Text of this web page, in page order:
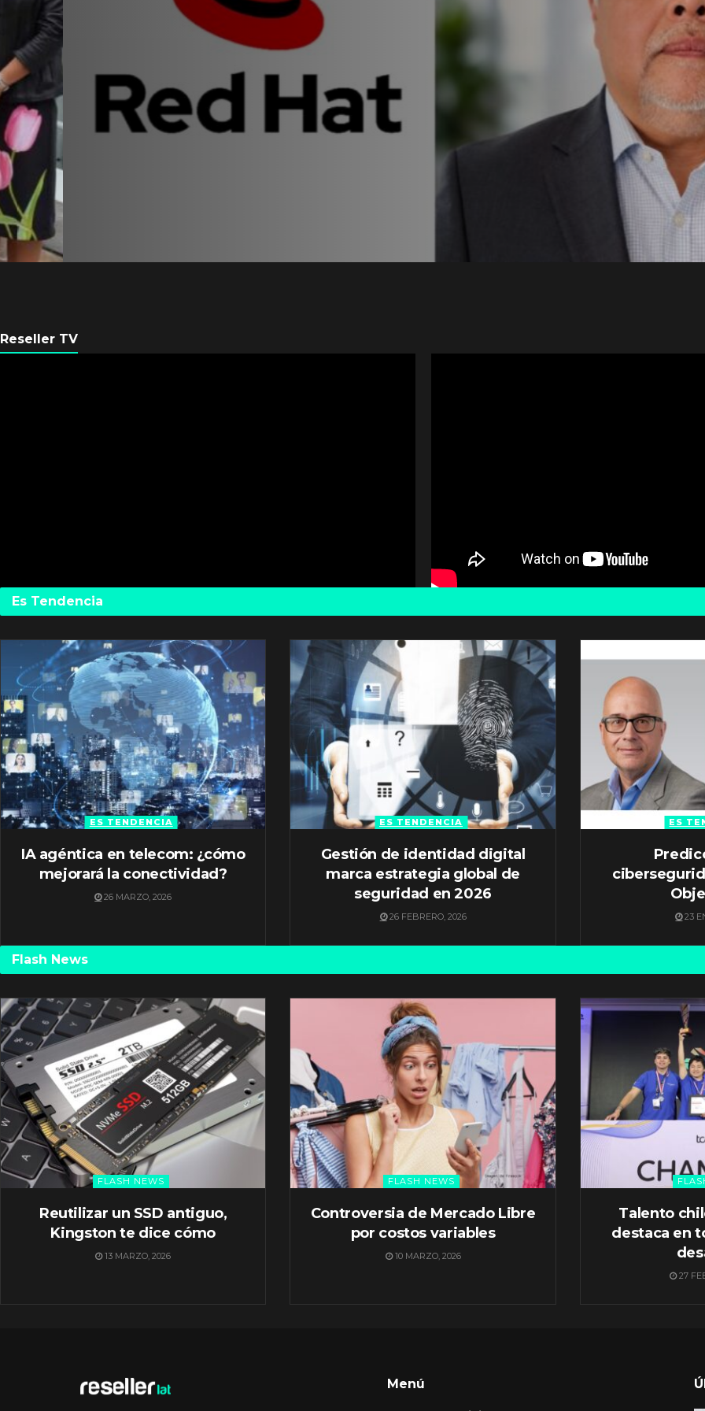
Equipo de Red Hat en
Latam se consolida con
Sinuhé Sánchez
POR REDACCIÓN LATAM 4 AGOSTO, 2026
Reseller TV
Es Tendencia
ES TENDENCIA
IA agéntica en telecom: ¿cómo
mejorará la conectividad?
26 MARZO, 2026
ES TENDENCIA
Gestión de identidad digital
marca estrategia global de
seguridad en 2026
26 FEBRERO, 2026
ES
23
Flash News
FLASH NEWS
Reutilizar un SSD antiguo,
Kingston te dice cómo
13 MARZO, 2026
FLASH NEWS
Controversia de Mercado Libre
por costos variables
10 MARZO, 2026
Talento
destaca en
27
Menú